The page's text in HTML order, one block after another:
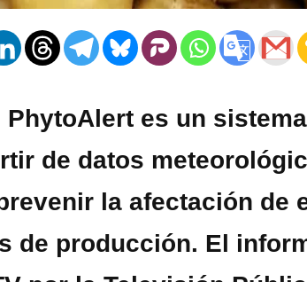
PhytoAlert es un
de datos
la afectación de
de producción. El